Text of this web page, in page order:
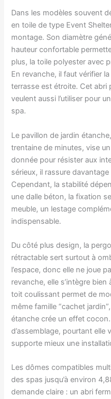
Dans les modèles souvent
en toile de type Event
montage. Son diamètre
hauteur confortable
plus, la toile polyester avec
En revanche, il faut vérifier
terrasse est étroite. Cet abri
veulent aussi l’utiliser pour
spa.
Le pavillon de jardin
trentaine de minutes, vise
donnée pour résister aux
sérieux, il rassure
Cependant, la stabilité
une dalle béton, la fixation
meuble, un lestage
indispensable.
Du côté plus design, la
rétractable sert surtout à
l’espace, donc elle ne joue
revanche, elle s’intègre
toit coulissant permet de
même famille “cachet
étanche crée un effet
d’assemblage, pourtant elle
supporte mieux une
Les dômes compatibles
des spas jusqu’à environ
demande claire : un abri